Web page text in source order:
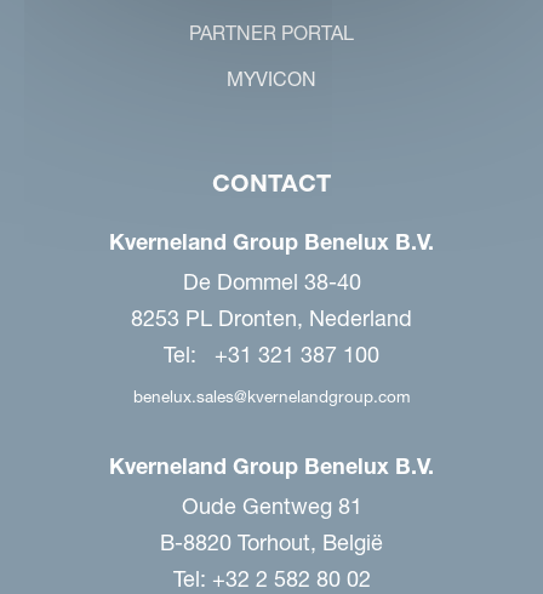
PARTNER PORTAL
MYVICON
CONTACT
Kverneland Group Benelux B.V.
De Dommel 38-40
8253 PL Dronten, Nederland
Tel: +31 321 387 100
benelux.sales@kvernelandgroup.com
Kverneland Group Benelux B.V.
Oude Gentweg 81
B-8820 Torhout, België
Tel: +32 2 582 80 02